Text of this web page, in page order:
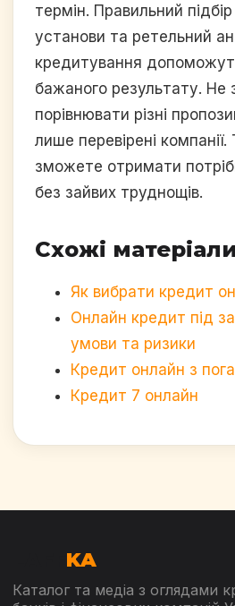
термін. Правильний
установи та ретельний
кредитування
бажаного результату. Не
порівнювати різні
лише перевірені
зможете отримати
без зайвих труднощів.
Схожі матеріали
Як вибрати кредит
Онлайн кредит під
умови та ризики
Кредит онлайн з
Кредит 7 онлайн
KA
Каталог та медіа з оглядами